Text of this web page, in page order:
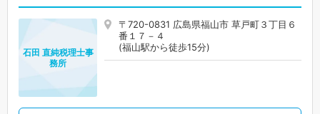
〒720-0831 広島県福山市 草戸町３丁目６
番１７－４
(福山駅から徒歩15分)
石田 直純税理士事
務所